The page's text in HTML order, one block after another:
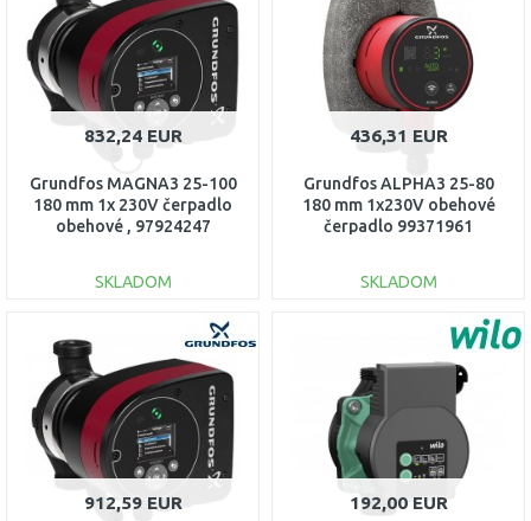
Porovnať Porovnať
832,24 EUR
Grundfos MAGNA3 25-100
180 mm 1x 230V čerpadlo
obehové , 97924247
SKLADOM
Porovnať
436,31 EUR
Grundfos ALPHA3 25-80
180 mm 1x230V obehové
čerpadlo 99371961
SKLADOM
DO KOŠÍKA
Porovnať
912,59 EUR 192,00 EUR